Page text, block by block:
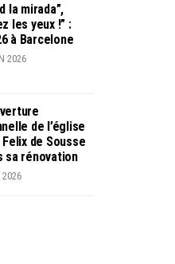
la mirada”,
les yeux !” :
à Barcelone
2026
de l’église
de Sousse
sa rénovation